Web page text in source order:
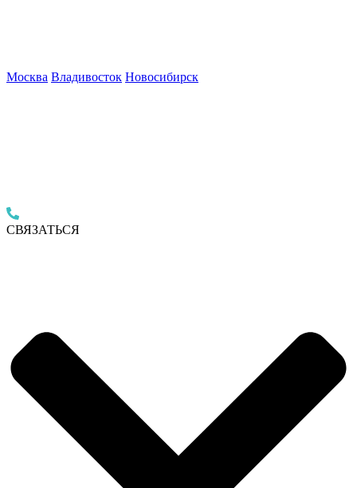
Москва Владивосток Новосибирск
СВЯЗАТЬСЯ